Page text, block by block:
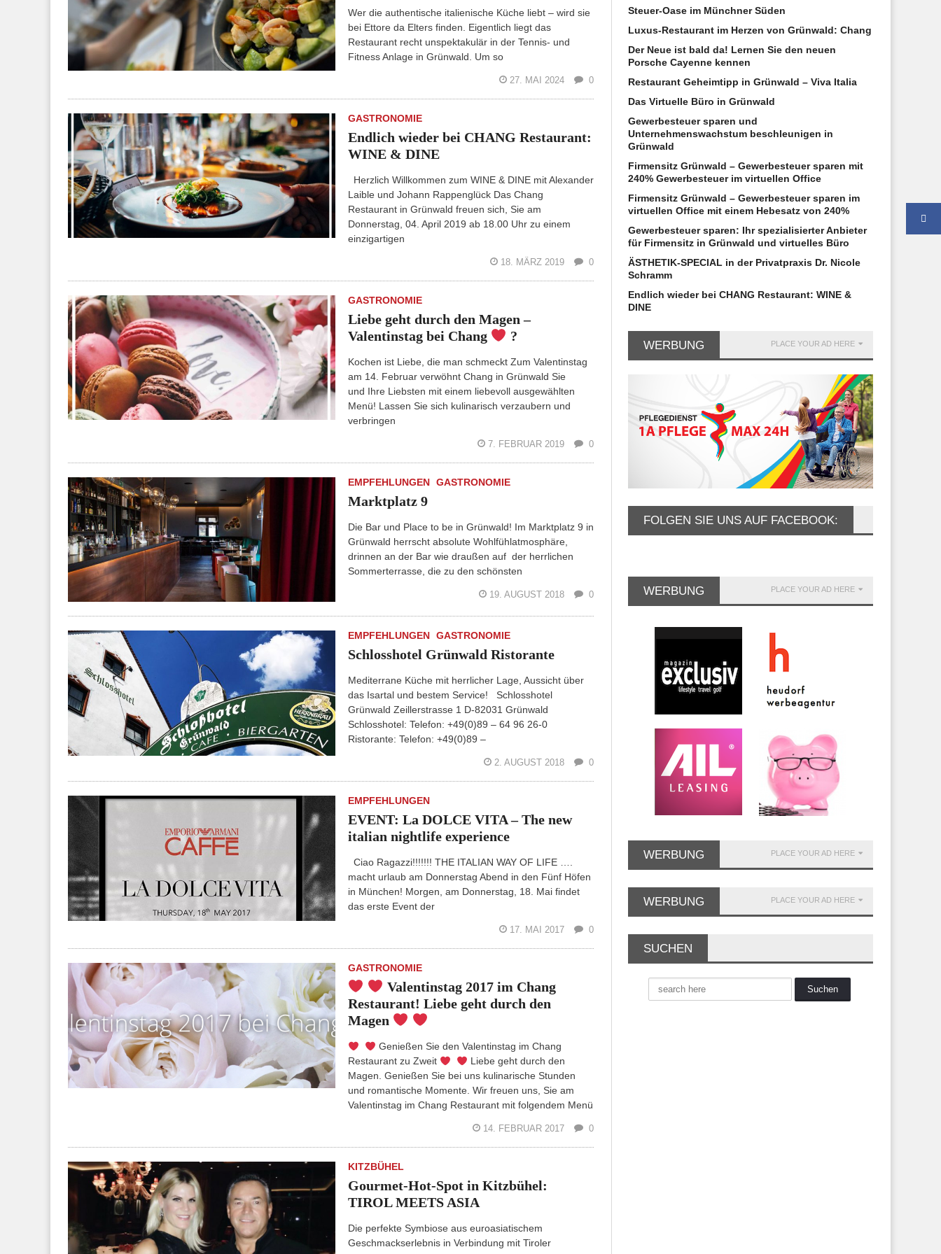
Wer die authentische italienische Küche liebt – wird sie
bei Ettore da Elters finden. Eigentlich liegt das
Restaurant recht unspektakulär in der Tennis- und
Fitness Anlage in Grünwald. Um so
27. MAI 2024 0
GASTRONOMIE
Endlich wieder bei CHANG Restaurant:
WINE & DINE
Herzlich Willkommen zum WINE & DINE mit Alexander
Laible und Johann Rappenglück Das Chang
Restaurant in Grünwald freuen sich, Sie am
Donnerstag, 04. April 2019 ab 18.00 Uhr zu einem
einzigartigen
18. MÄRZ 2019 0
GASTRONOMIE
Liebe geht durch den Magen –
Valentinstag bei Chang
?
Kochen ist Liebe, die man schmeckt Zum Valentinstag
am 14. Februar verwöhnt Chang in Grünwald Sie
und Ihre Liebsten mit einem liebevoll ausgewählten
Menü! Lassen Sie sich kulinarisch verzaubern und
verbringen
7. FEBRUAR 2019 0
EMPFEHLUNGEN GASTRONOMIE
Marktplatz 9
Die Bar und Place to be in Grünwald! Im Marktplatz 9 in
Grünwald herrscht absolute Wohlfühlatmosphäre,
drinnen an der Bar wie draußen auf der herrlichen
Sommerterrasse, die zu den schönsten
19. AUGUST 2018 0
EMPFEHLUNGEN GASTRONOMIE
Schlosshotel Grünwald Ristorante
Mediterrane Küche mit herrlicher Lage, Aussicht über
das Isartal und bestem Service! Schlosshotel
Grünwald Zeillerstrasse 1 D-82031 Grünwald
Schlosshotel: Telefon: +49(0)89 – 64 96 26-0
Ristorante: Telefon: +49(0)89 –
2. AUGUST 2018 0
EMPFEHLUNGEN
EVENT: La DOLCE VITA – The new
italian nightlife experience
Ciao Ragazzi!!!!!!! THE ITALIAN WAY OF LIFE ….
macht urlaub am Donnerstag Abend in den Fünf Höfen
in München! Morgen, am Donnerstag, 18. Mai findet
das erste Event der
17. MAI 2017 0
GASTRONOMIE
Valentinstag 2017 im Chang
Restaurant! Liebe geht durch den
Magen
Genießen Sie den Valentinstag im Chang
Restaurant zu Zweit
Liebe geht durch den
Magen. Genießen Sie bei uns kulinarische Stunden
und romantische Momente. Wir freuen uns, Sie am
Valentinstag im Chang Restaurant mit folgendem Menü
14. FEBRUAR 2017 0
KITZBÜHEL
Gourmet-Hot-Spot in Kitzbühel:
TIROL MEETS ASIA
Die perfekte Symbiose aus euroasiatischem
Geschmackserlebnis in Verbindung mit Tiroler
Steuer-Oase im Münchner Süden
Luxus-Restaurant im Herzen von Grünwald: Chang
Der Neue ist bald da! Lernen Sie den neuen
Porsche Cayenne kennen
Restaurant Geheimtipp in Grünwald – Viva Italia
Das Virtuelle Büro in Grünwald
Gewerbesteuer sparen und
Unternehmenswachstum beschleunigen in
Grünwald
Firmensitz Grünwald – Gewerbesteuer sparen mit
240% Gewerbesteuer im virtuellen Office
Firmensitz Grünwald – Gewerbesteuer sparen im
virtuellen Office mit einem Hebesatz von 240%
Gewerbesteuer sparen: Ihr spezialisierter Anbieter
für Firmensitz in Grünwald und virtuelles Büro
ÄSTHETIK-SPECIAL in der Privatpraxis Dr. Nicole
Schramm
Endlich wieder bei CHANG Restaurant: WINE &
DINE
WERBUNG PLACE YOUR AD HERE
FOLGEN SIE UNS AUF FACEBOOK:
WERBUNG PLACE YOUR AD HERE
WERBUNG PLACE YOUR AD HERE
WERBUNG PLACE YOUR AD HERE
SUCHEN